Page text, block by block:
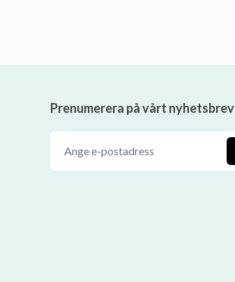
Prenumerera på vårt nyhetsbrev